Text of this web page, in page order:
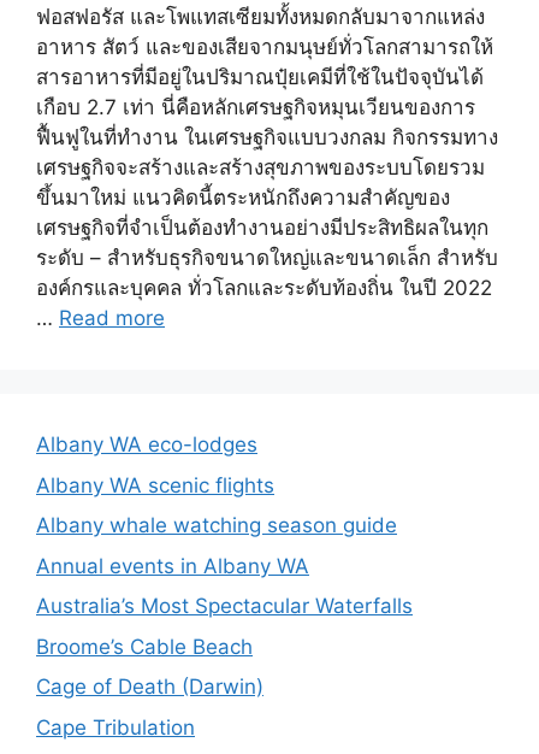
ฟอสฟอรัส และโพแทสเซียมทั้งหมดกลับมาจากแหล่ง
อาหาร สัตว์ และของเสียจากมนุษย์ทั่วโลกสามารถให้
สารอาหารที่มีอยู่ในปริมาณปุ๋ยเคมีที่ใช้ในปัจจุบันได้
เกือบ 2.7 เท่า นี่คือหลักเศรษฐกิจหมุนเวียนของการ
ฟื้นฟูในที่ทำงาน ในเศรษฐกิจแบบวงกลม กิจกรรมทาง
เศรษฐกิจจะสร้างและสร้างสุขภาพของระบบโดยรวม
ขึ้นมาใหม่ แนวคิดนี้ตระหนักถึงความสำคัญของ
เศรษฐกิจที่จำเป็นต้องทำงานอย่างมีประสิทธิผลในทุก
ระดับ – สำหรับธุรกิจขนาดใหญ่และขนาดเล็ก สำหรับ
องค์กรและบุคคล ทั่วโลกและระดับท้องถิ่น ในปี 2022
… Read more
Albany WA eco-lodges
Albany WA scenic flights
Albany whale watching season guide
Annual events in Albany WA
Australia’s Most Spectacular Waterfalls
Broome’s Cable Beach
Cage of Death (Darwin)
Cape Tribulation